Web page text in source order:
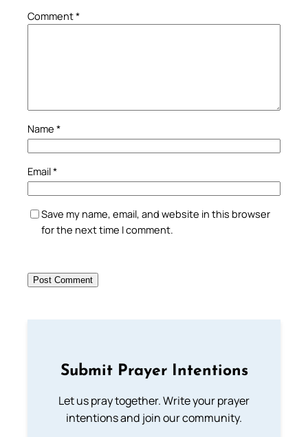
Comment*
Name *
Email*
Save my name, email, and website in this browser
for the next time I comment.
Submit Prayer Intentions
Let us pray together. Write your prayer
intentions and join our community.